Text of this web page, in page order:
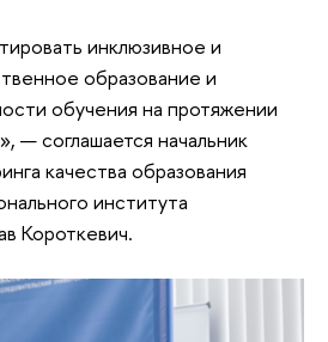
инклюзивное и
образование и
обучения на протяжении
— соглашается начальник
качества образования
института
Короткевич.